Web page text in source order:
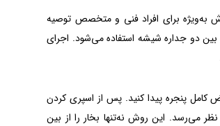
به‌ویژه برای افراد فنی و متخصص توصیه
دو جداره شیشه استفاده می‌شود. اجرای
کامل پنجره پیدا کنید. پس از اسپری کردن
می‌رسد. این روش نه‌تنها بخار را از بین